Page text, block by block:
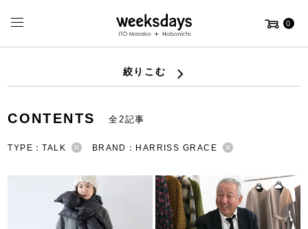
0
絞りこむ
CONTENTS 全2記事
TYPE：TALK BRAND：HARRISS GRACE